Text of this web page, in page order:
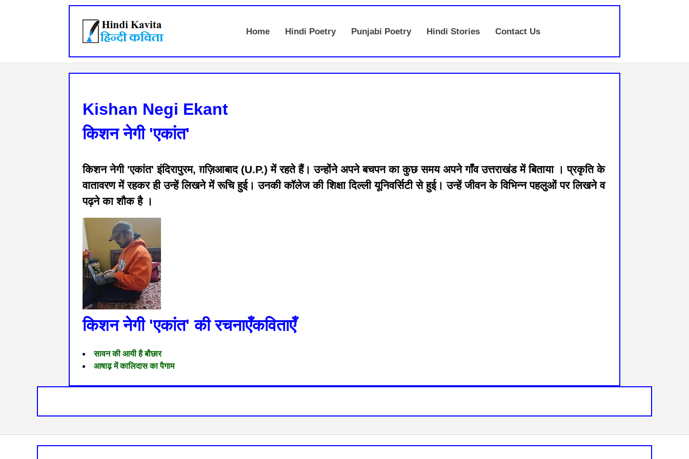
Home Hindi Poetry Punjabi Poetry Hindi Stories Contact Us
Kishan Negi Ekant
किशन नेगी 'एकांत'
किशन नेगी 'एकांत' इंदिरापुरम, ग़ज़िआबाद (U.P.) में रहते हैं। उन्होंने अपने बचपन का कुछ समय अपने गाँव उत्तराखंड में बिताया । प्रकृति के
वातावरण में रहकर ही उन्हें लिखने में रूचि हुई। उनकी कॉलेज की शिक्षा दिल्ली यूनिवर्सिटी से हुई। उन्हें जीवन के विभिन्न पहलुओं पर लिखने व
पढ़ने का शौक है ।
किशन नेगी 'एकांत' की रचनाएँकविताएँ
सावन की आयी है बौछार
आषाढ़ में कालिदास का पैगाम